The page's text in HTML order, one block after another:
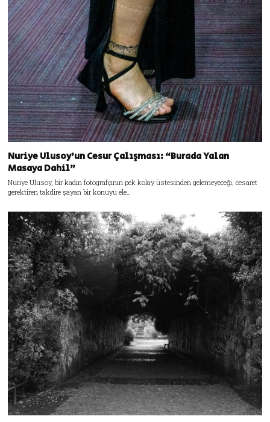
Nuriye Ulusoy’un Cesur Çalışması: “Burada Yalan
Masaya Dahil”
Nuriye Ulusoy, bir kadın fotografçının pek kolay üstesinden gelemeyeceği, cesaret
gerektiren takdire şayan bir konuyu ele…